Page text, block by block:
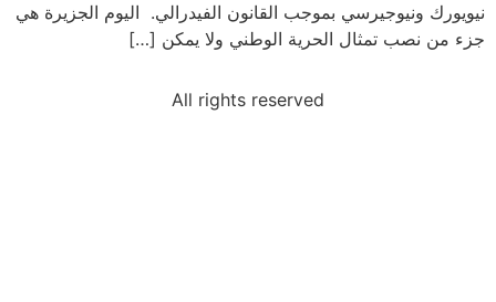
نيويورك ونيوجيرسي بموجب القانون الفيدرالي. اليوم الجزيرة هي
جزء من نصب تمثال الحرية الوطني ولا يمكن […]
All rights reserved